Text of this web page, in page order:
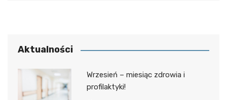
Aktualności
Wrzesień – miesiąc zdrowia i
profilaktyki!